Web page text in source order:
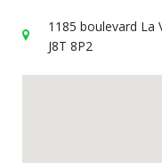
1185 boulevard La
J8T 8P2